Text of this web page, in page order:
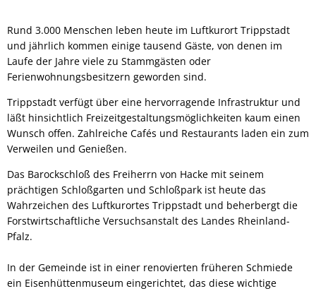
Rund 3.000 Menschen leben heute im Luftkurort Trippstadt
und jährlich kommen einige tausend Gäste, von denen im
Laufe der Jahre viele zu Stammgästen oder
Ferienwohnungsbesitzern geworden sind.
Trippstadt verfügt über eine hervorragende Infrastruktur und
läßt hinsichtlich Freizeitgestaltungsmöglichkeiten kaum einen
Wunsch offen. Zahlreiche Cafés und Restaurants laden ein zum
Verweilen und Genießen.
Das Barockschloß des Freiherrn von Hacke mit seinem
prächtigen Schloßgarten und Schloßpark ist heute das
Wahrzeichen des Luftkurortes Trippstadt und beherbergt die
Forstwirtschaftliche Versuchsanstalt des Landes Rheinland-
Pfalz.
In der Gemeinde ist in einer renovierten früheren Schmiede
ein Eisenhüttenmuseum eingerichtet, das diese wichtige